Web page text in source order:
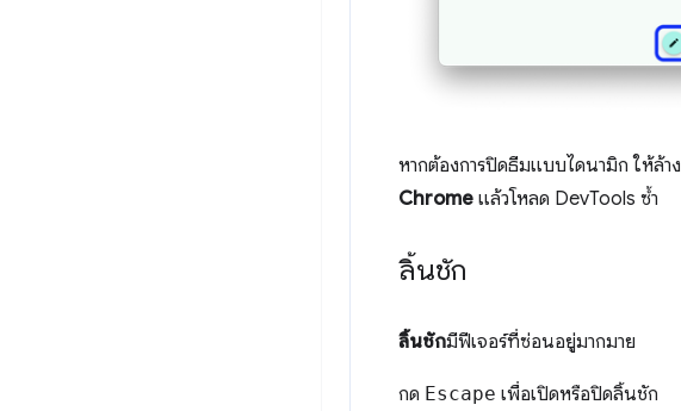
หากต้องการปิดธีมแบบไดนามิก ให้ล้าง
Chrome แล้วโหลด DevTools ซ้ำ
ลิ้นชัก
ลิ้นชักมีฟีเจอร์ที่ซ่อนอยู่มากมาย
กด Escape เพื่อเปิดหรือปิดลิ้นชัก